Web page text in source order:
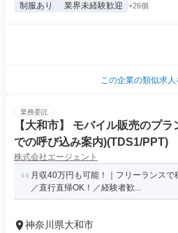
制服あり 業界未経験歓迎 +26個
この企業の類似求人
業務委託
【大和市】 モバイル販売のプ
での呼び込み案内)(TDS1/PPT)
株式会社エージェント
月収40万円も可能！｜フリーランスで
／直行直帰OK！／経験者歓...
神奈川県大和市